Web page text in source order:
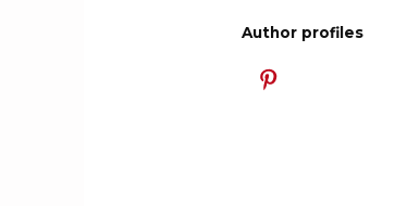
Author profiles